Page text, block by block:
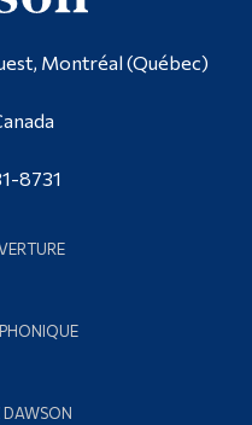
Montréal (Québec)
8731
DAWSON